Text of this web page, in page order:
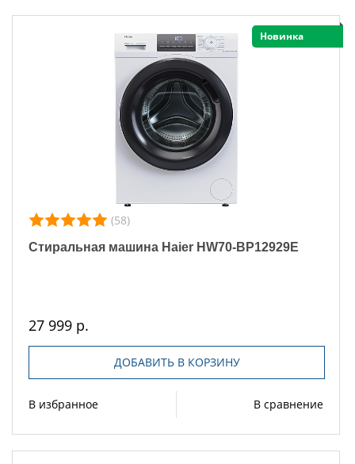
Новинка
(58)
Стиральная машина Haier HW70-BP12929E
27 999 р.
ДОБАВИТЬ В КОРЗИНУ
В избранное В сравнение